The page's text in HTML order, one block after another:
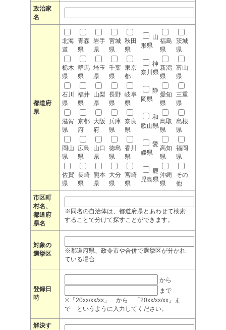
政治家
名
都道府
県
北海
道
青森
県
岩手
県
宮城
県
秋田
県
山
形県
福島
県
茨城
県
栃木
県
群馬
県
埼玉
県
千葉
県
東京
都
神
奈川県
新潟
県
富山
県
石川
県
福井
県
山梨
県
長野
県
岐阜
県
静
岡県
愛知
県
三重
県
滋賀
県
京都
府
大阪
府
兵庫
県
奈良
県
和
歌山県
鳥取
県
島根
県
岡山
県
広島
県
山口
県
徳島
県
香川
県
愛
媛県
高知
県
福岡
県
佐賀
県
長崎
県
熊本
県
大分
県
宮崎
県
鹿
児島県
沖縄
県
その
他
市区町
村名、
都道府
県名
※同名の自治体は、都道府県とあわせて検索
することで分けて探すことができます。
対象の
選挙区
※都道府県、政令市や合併で選挙区が分かれ
ている場合
登録日
時
から
まで
※「20xx/xx/xx」 から 「20xx/xx/xx」ま
で というように入力してください。
解決す